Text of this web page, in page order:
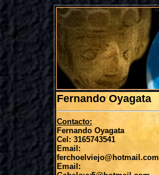
Fernando Oyagata
Contacto:
Fernando Oyagata
Cel: 3165743541
Email:
ferchoelviejo@hotmail.com
Email: